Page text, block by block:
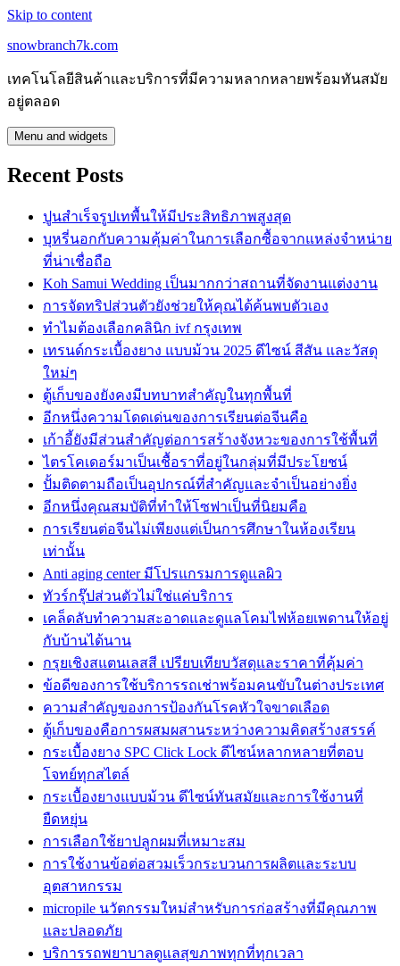
Skip to content
snowbranch7k.com
เทคโนโลยีสินค้าและบริการที่มีความหลากหลายพร้อมทันสมัย
อยู่ตลอด
Menu and widgets
Recent Posts
ปูนสำเร็จรูปเทพื้นให้มีประสิทธิภาพสูงสุด
บุหรี่นอกกับความคุ้มค่าในการเลือกซื้อจากแหล่งจำหน่าย
ที่น่าเชื่อถือ
Koh Samui Wedding เป็นมากกว่าสถานที่จัดงานแต่งงาน
การจัดทริปส่วนตัวยังช่วยให้คุณได้ค้นพบตัวเอง
ทำไมต้องเลือกคลินิก ivf กรุงเทพ
เทรนด์กระเบื้องยาง แบบม้วน 2025 ดีไซน์ สีสัน และวัสดุ
ใหม่ๆ
ตู้เก็บของยังคงมีบทบาทสำคัญในทุกพื้นที่
อีกหนึ่งความโดดเด่นของการเรียนต่อจีนคือ
เก้าอี้ยังมีส่วนสำคัญต่อการสร้างจังหวะของการใช้พื้นที่
ไตรโคเดอร์มาเป็นเชื้อราที่อยู่ในกลุ่มที่มีประโยชน์
ปั้มติดตามถือเป็นอุปกรณ์ที่สำคัญและจำเป็นอย่างยิ่ง
อีกหนึ่งคุณสมบัติที่ทำให้โซฟาเป็นที่นิยมคือ
การเรียนต่อจีนไม่เพียงแต่เป็นการศึกษาในห้องเรียน
เท่านั้น
Anti aging center มีโปรแกรมการดูแลผิว
ทัวร์กรุ๊ปส่วนตัวไม่ใช่แค่บริการ
เคล็ดลับทำความสะอาดและดูแลโคมไฟห้อยเพดานให้อยู่
กับบ้านได้นาน
กรุยเชิงสแตนเลสสี เปรียบเทียบวัสดุและราคาที่คุ้มค่า
ข้อดีของการใช้บริการรถเช่าพร้อมคนขับในต่างประเทศ
ความสำคัญของการป้องกันโรคหัวใจขาดเลือด
ตู้เก็บของคือการผสมผสานระหว่างความคิดสร้างสรรค์
กระเบื้องยาง SPC Click Lock ดีไซน์หลากหลายที่ตอบ
โจทย์ทุกสไตล์
กระเบื้องยางแบบม้วน ดีไซน์ทันสมัยและการใช้งานที่
ยืดหยุ่น
การเลือกใช้ยาปลูกผมที่เหมาะสม
การใช้งานข้อต่อสวมเร็วกระบวนการผลิตและระบบ
อุตสาหกรรม
micropile นวัตกรรมใหม่สำหรับการก่อสร้างที่มีคุณภาพ
และปลอดภัย
บริการรถพยาบาลดูแลสุขภาพทุกที่ทุกเวลา